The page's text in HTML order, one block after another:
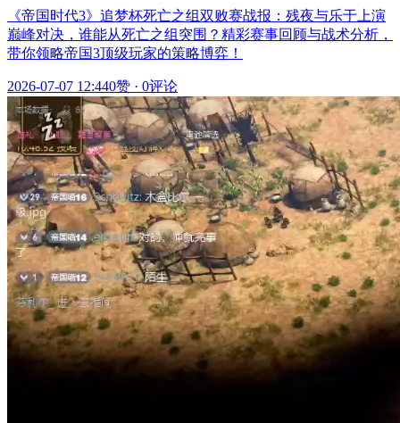
《帝国时代3》追梦杯死亡之组双败赛战报：残夜与乐于上演
巅峰对决，谁能从死亡之组突围？精彩赛事回顾与战术分析，
带你领略帝国3顶级玩家的策略博弈！
2026-07-07 12:440赞 · 0评论